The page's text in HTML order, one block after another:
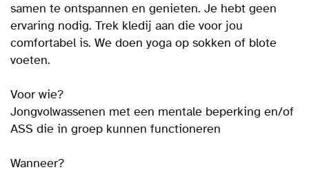
samen te ontspannen en genieten. Je hebt geen
ervaring nodig. Trek kledij aan die voor jou
comfortabel is. We doen yoga op sokken of blote
voeten.
Voor wie?
Jongvolwassenen met een mentale beperking en/of
ASS die in groep kunnen functioneren
Wanneer?